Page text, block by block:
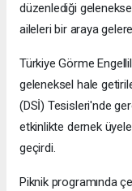
düzenlediği
aileleri bir araya
Türkiye Görme
geleneksel hale
(DSİ) Tesisleri'nde
etkinlikte dernek
geçirdi.
Piknik programında